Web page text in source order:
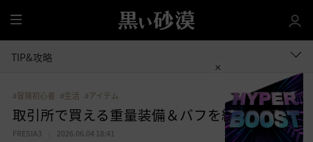
全
体
TIP&攻略
#冒険初心者 #生活 #アイテム
取引所で買える重量装備＆バフを紹介
FRESIA3
2026.06.04 18:41